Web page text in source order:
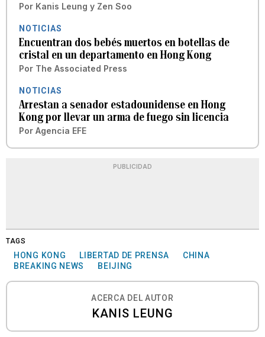
Por Kanis Leung y Zen Soo
NOTICIAS
Encuentran dos bebés muertos en botellas de
cristal en un departamento en Hong Kong
Por The Associated Press
NOTICIAS
Arrestan a senador estadounidense en Hong
Kong por llevar un arma de fuego sin licencia
Por Agencia EFE
PUBLICIDAD
TAGS
HONG KONG LIBERTAD DE PRENSA
CHINA
BREAKING NEWS
BEIJING
ACERCA DEL AUTOR
KANIS LEUNG